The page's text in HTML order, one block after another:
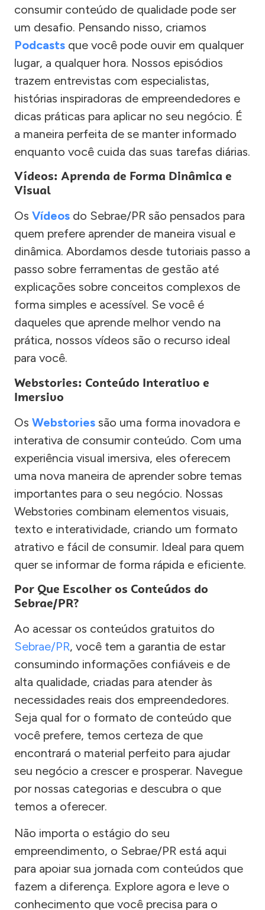
consumir conteúdo de qualidade pode ser
um desafio. Pensando nisso, criamos
Podcasts que você pode ouvir em qualquer
lugar, a qualquer hora. Nossos episódios
trazem entrevistas com especialistas,
histórias inspiradoras de empreendedores e
dicas práticas para aplicar no seu negócio. É
a maneira perfeita de se manter informado
enquanto você cuida das suas tarefas diárias.
Vídeos: Aprenda de Forma Dinâmica e
Visual
Os Vídeos do Sebrae/PR são pensados para
quem prefere aprender de maneira visual e
dinâmica. Abordamos desde tutoriais passo a
passo sobre ferramentas de gestão até
explicações sobre conceitos complexos de
forma simples e acessível. Se você é
daqueles que aprende melhor vendo na
prática, nossos vídeos são o recurso ideal
para você.
Webstories: Conteúdo Interativo e
Imersivo
Os Webstories são uma forma inovadora e
interativa de consumir conteúdo. Com uma
experiência visual imersiva, eles oferecem
uma nova maneira de aprender sobre temas
importantes para o seu negócio. Nossas
Webstories combinam elementos visuais,
texto e interatividade, criando um formato
atrativo e fácil de consumir. Ideal para quem
quer se informar de forma rápida e eficiente.
Por Que Escolher os Conteúdos do
Sebrae/PR?
Ao acessar os conteúdos gratuitos do
Sebrae/PR, você tem a garantia de estar
consumindo informações confiáveis e de
alta qualidade, criadas para atender às
necessidades reais dos empreendedores.
Seja qual for o formato de conteúdo que
você prefere, temos certeza de que
encontrará o material perfeito para ajudar
seu negócio a crescer e prosperar. Navegue
por nossas categorias e descubra o que
temos a oferecer.
Não importa o estágio do seu
empreendimento, o Sebrae/PR está aqui
para apoiar sua jornada com conteúdos que
fazem a diferença. Explore agora e leve o
conhecimento que você precisa para o